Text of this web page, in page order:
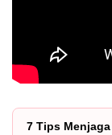
7 Tips